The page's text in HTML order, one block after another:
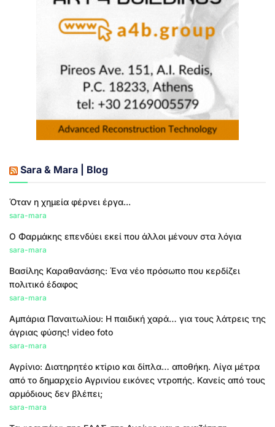
Sara & Mara | Blog
Όταν η χημεία φέρνει έργα...
sara-mara
Ο Φαρμάκης επενδύει εκεί που άλλοι μένουν στα λόγια
sara-mara
Βασίλης Καραθανάσης: Ένα νέο πρόσωπο που κερδίζει
πολιτικό έδαφος
sara-mara
Αμπάρια Παναιτωλίου: Η παιδική χαρά… για τους λάτρεις της
άγριας φύσης! video foto
sara-mara
Αγρίνιο: Διατηρητέο κτίριο και δίπλα… αποθήκη. Λίγα μέτρα
από το δημαρχείο Αγρινίου εικόνες ντροπής. Κανείς από τους
αρμόδιους δεν βλέπει;
sara-mara